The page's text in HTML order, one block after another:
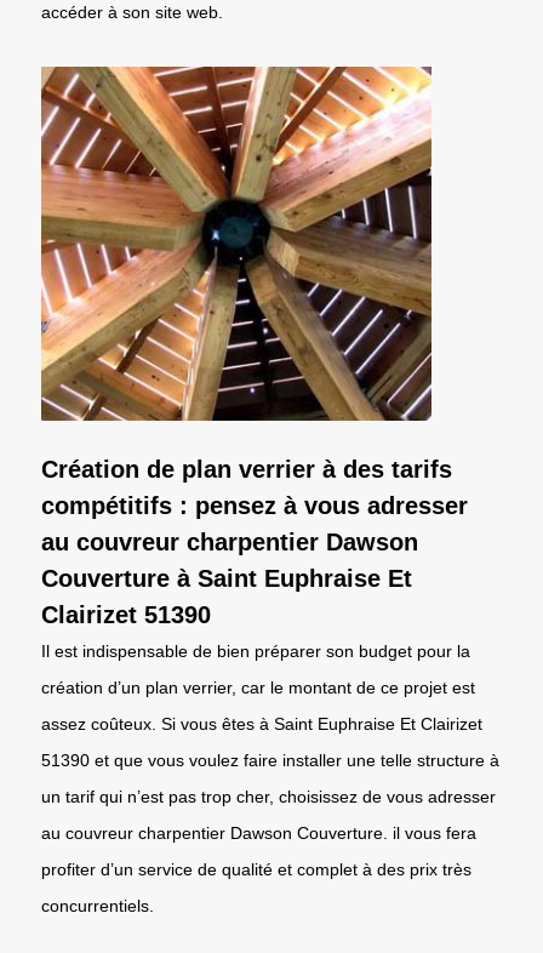
accéder à son site web.
Création de plan verrier à des tarifs
compétitifs : pensez à vous adresser
au couvreur charpentier Dawson
Couverture à Saint Euphraise Et
Clairizet 51390
Il est indispensable de bien préparer son budget pour la
création d’un plan verrier, car le montant de ce projet est
assez coûteux. Si vous êtes à Saint Euphraise Et Clairizet
51390 et que vous voulez faire installer une telle structure à
un tarif qui n’est pas trop cher, choisissez de vous adresser
au couvreur charpentier Dawson Couverture. il vous fera
profiter d’un service de qualité et complet à des prix très
concurrentiels.